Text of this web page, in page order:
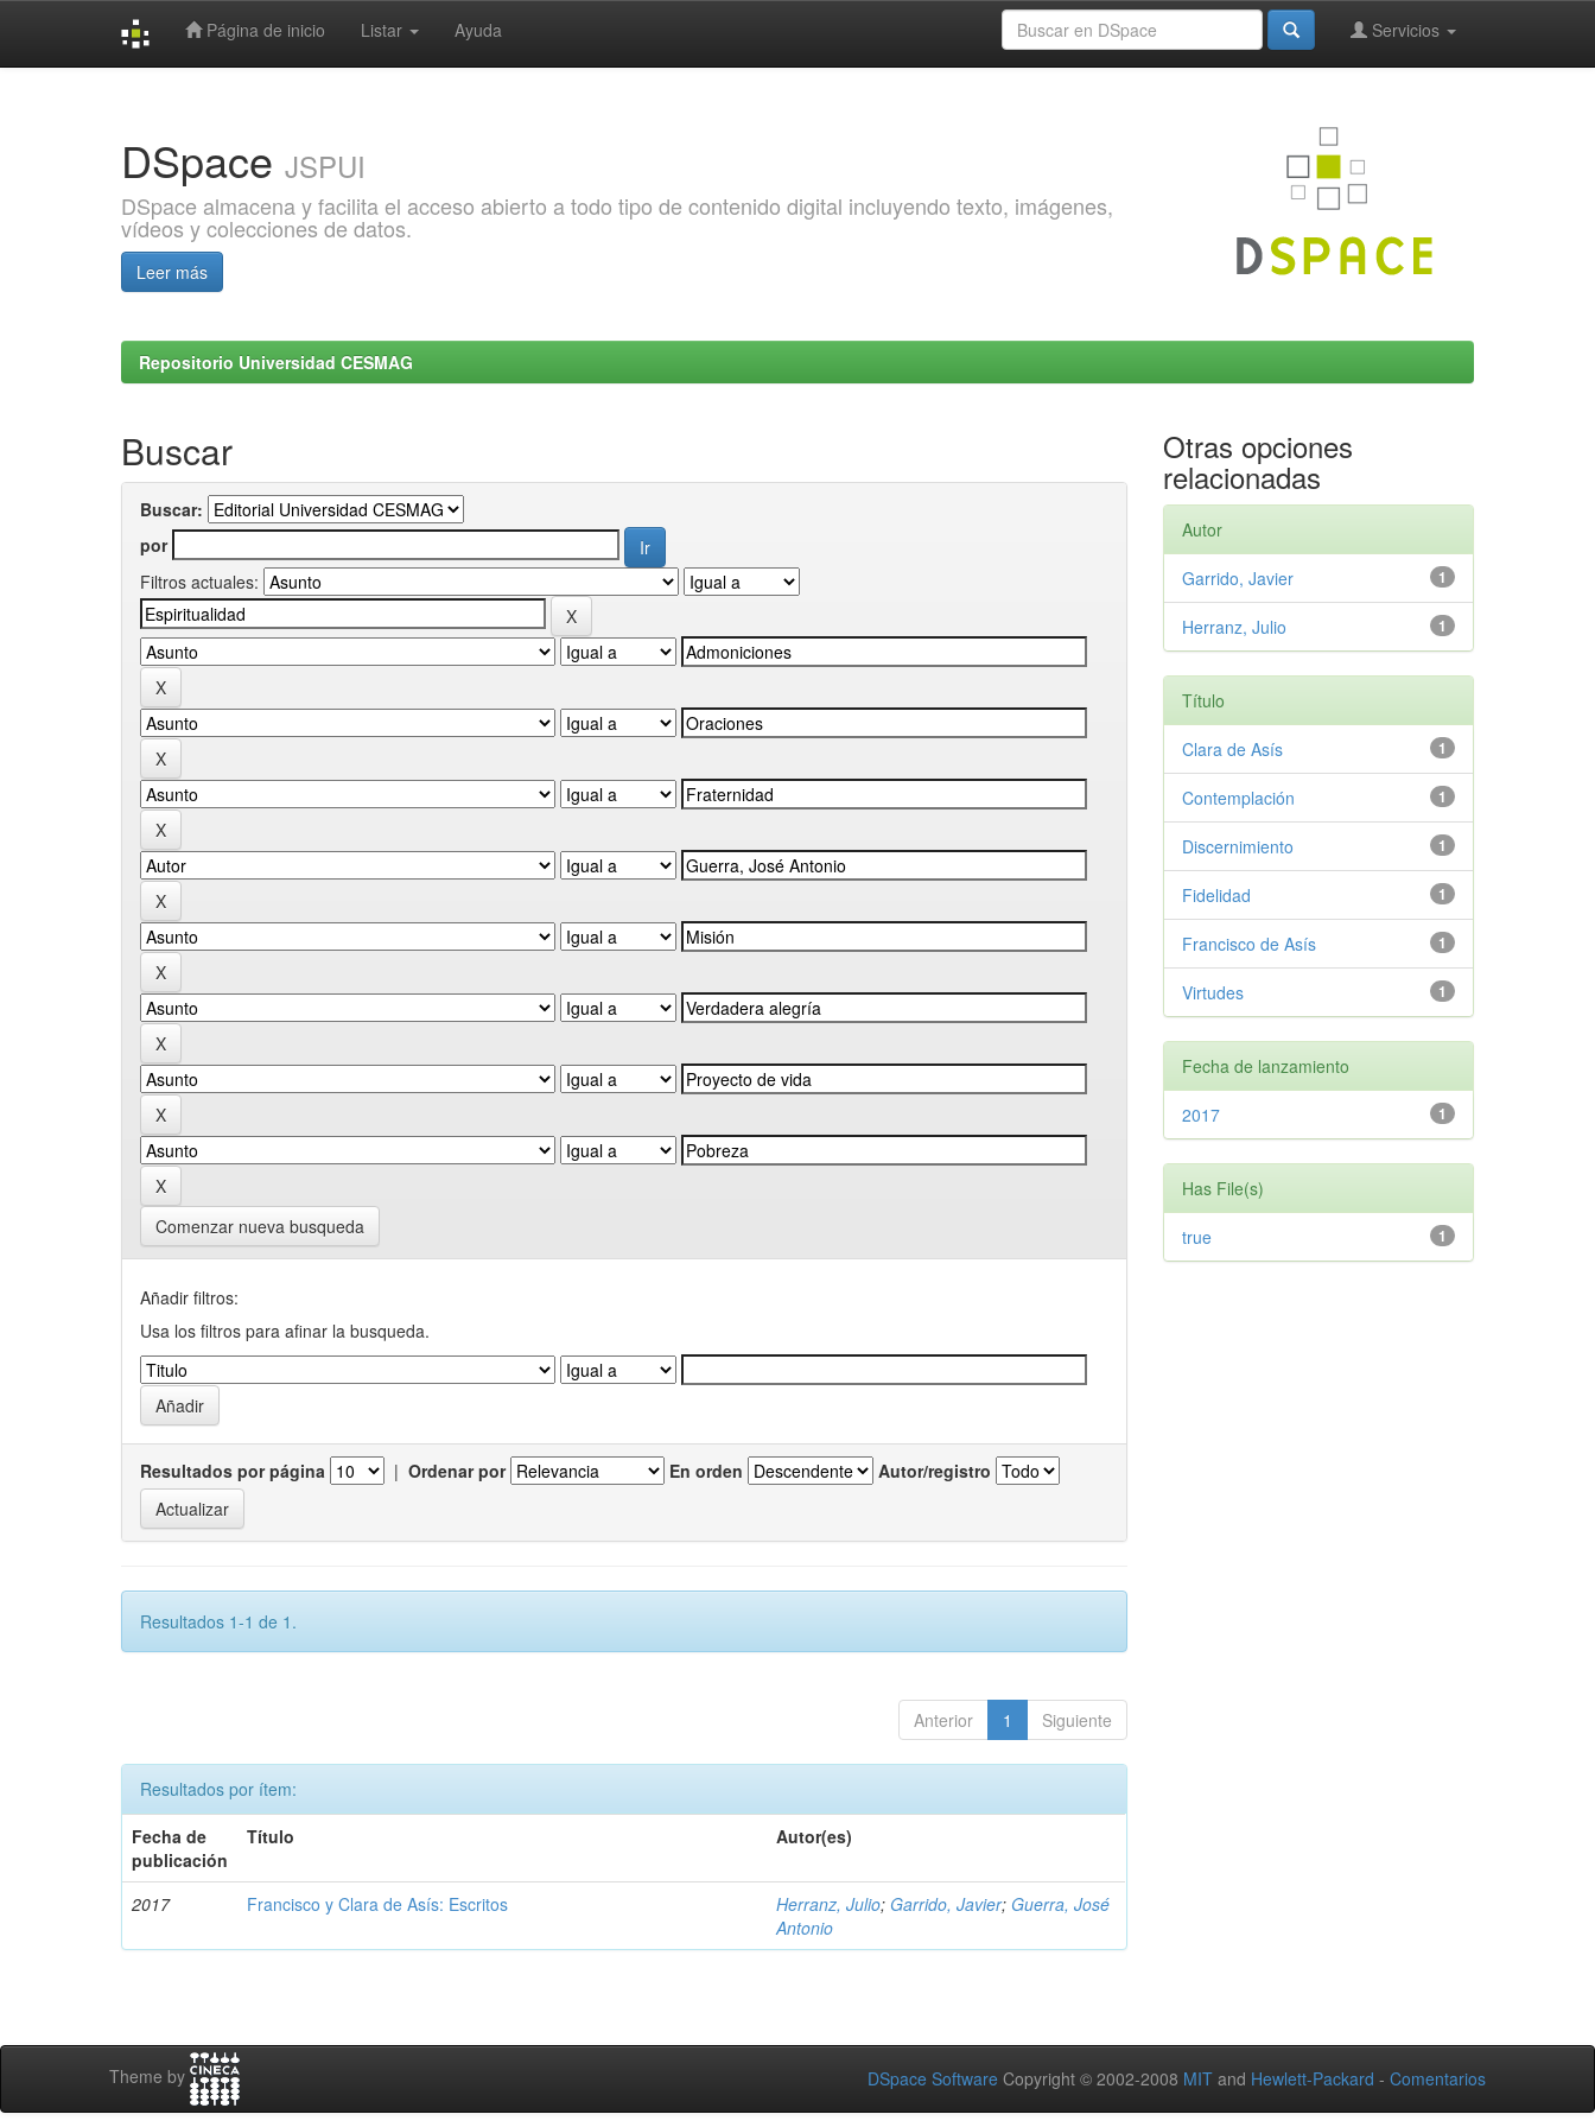
Página de inicio Listar Ayuda Servicios
DSpace JSPUI
DSpace almacena y facilita el acceso abierto a todo tipo de contenido digital incluyendo texto, imágenes,
vídeos y colecciones de datos.
Leer más
Repositorio Universidad CESMAG
Buscar
Buscar:
por
Filtros actuales:
Comenzar nueva busqueda
Añadir filtros:
Usa los filtros para afinar la busqueda.
Resultados por página | Ordenar por En orden Autor/registro
Resultados 1-1 de 1.
Anterior 1 Siguiente
Resultados por ítem:
Fecha de
publicación
Título Autor(es)
2017 Francisco y Clara de Asís: Escritos Herranz, Julio; Garrido, Javier; Guerra, José
Antonio
Otras opciones
relacionadas
Autor
1
Garrido, Javier
1
Herranz, Julio
Título
1
Clara de Asís
1
Contemplación
1
Discernimiento
1
Fidelidad
1
Francisco de Asís
1
Virtudes
Fecha de lanzamiento
1
2017
Has File(s)
1
true
Theme by DSpace Software Copyright © 2002-2008 MIT and Hewlett-Packard - Comentarios